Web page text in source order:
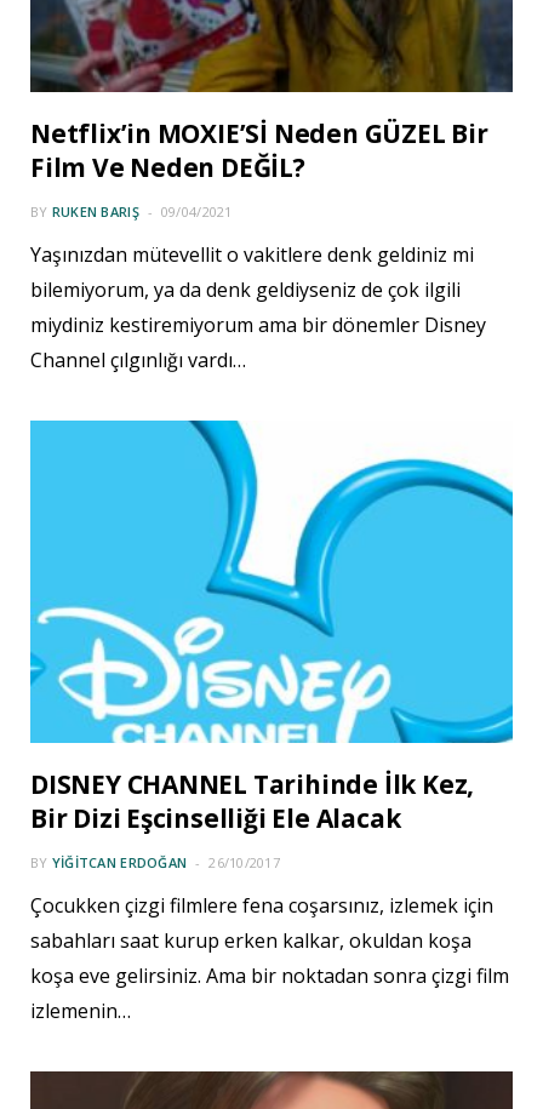
Netflix’in MOXIE’Sİ Neden GÜZEL Bir
Film Ve Neden DEĞİL?
BY RUKEN BARIŞ 09/04/2021
Yaşınızdan mütevellit o vakitlere denk geldiniz mi
bilemiyorum, ya da denk geldiyseniz de çok ilgili
miydiniz kestiremiyorum ama bir dönemler Disney
Channel çılgınlığı vardı…
DISNEY CHANNEL Tarihinde İlk Kez,
Bir Dizi Eşcinselliği Ele Alacak
BY YIĞITCAN ERDOĞAN 26/10/2017
Çocukken çizgi filmlere fena coşarsınız, izlemek için
sabahları saat kurup erken kalkar, okuldan koşa
koşa eve gelirsiniz. Ama bir noktadan sonra çizgi film
izlemenin…